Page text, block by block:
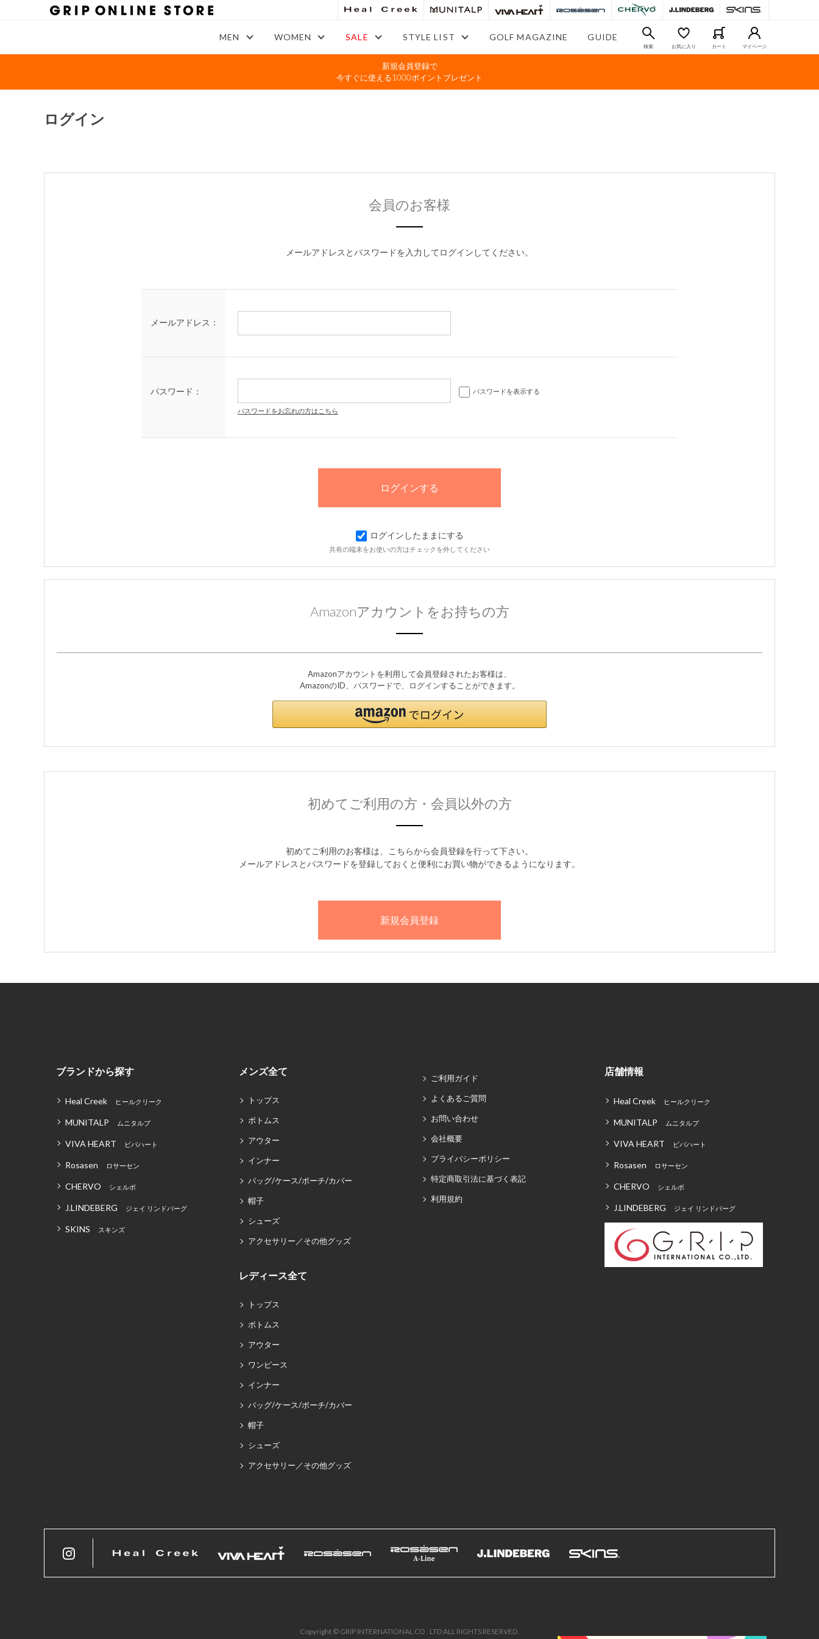
MEN WOMEN SALE STYLE LIST GOLF MAGAZINE GUIDE
検索 お気に入り カート マイページ
新規会員登録で
今すぐに使える1000ポイントプレゼント
ログイン
会員のお客様
メールアドレスとパスワードを入力してログインしてください。
メールアドレス：
パスワード： パスワードを表示する
パスワードをお忘れの方はこちら
ログインしたままにする
共有の端末をお使いの方はチェックを外してください
Amazonアカウントをお持ちの方
Amazonアカウントを利用して会員登録されたお客様は、
AmazonのID、パスワードで、ログインすることができます。
初めてご利用の方・会員以外の方
初めてご利用のお客様は、こちらから会員登録を行って下さい。
メールアドレスとパスワードを登録しておくと便利にお買い物ができるようになります。
ブランドから探す
Heal Creek ヒールクリーク
MUNITALP ムニタルプ
VIVA HEART ビバハート
Rosasen ロサーセン
CHERVO シェルボ
J.LINDEBERG ジェイ リンドバーグ
SKINS スキンズ
メンズ全て
トップス
ボトムス
アウター
インナー
バッグ/ケース/ポーチ/カバー
帽子
シューズ
アクセサリー／その他グッズ
レディース全て
トップス
ボトムス
アウター
ワンピース
インナー
バッグ/ケース/ポーチ/カバー
帽子
シューズ
アクセサリー／その他グッズ
ご利用ガイド
よくあるご質問
お問い合わせ
会社概要
プライバシーポリシー
特定商取引法に基づく表記
利用規約
店舗情報
Heal Creek ヒールクリーク
MUNITALP ムニタルプ
VIVA HEART ビバハート
Rosasen ロサーセン
CHERVO シェルボ
J.LINDEBERG ジェイ リンドバーグ
Copyright © GRIP INTERNATIONAL CO . LTD ALL RIGHTS RESERVED.